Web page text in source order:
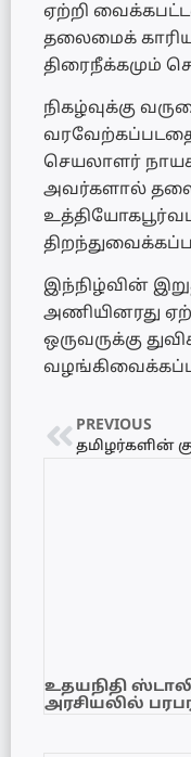
ஏற்றி
தலைமைக்
திரைநீக்கமும்
நிகழ்வுக்கு
வரவேற்கப்படதை
செயலாளர்
அவர்களால்
இந்நிழ்வின்
அணியினரது
ஒருவருக்கு
PREVIOUS
உதயநிதி
அரசியலில்